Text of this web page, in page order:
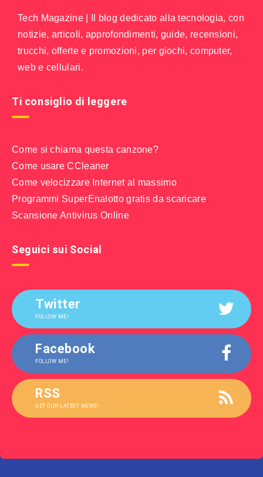
Tech Magazine | Il blog dedicato alla tecnologia, con
notizie, articoli, approfondimenti, guide, recensioni,
trucchi, offerte e promozioni, per giochi, computer,
web e cellulari.
Ti consiglio di leggere
Come si chiama questa canzone?
Come usare CCleaner
Come velocizzare Internet al massimo
Programmi SuperEnalotto gratis da scaricare
Scansione Antivirus Online
Seguici sui Social
Twitter
FOLLOW ME!
Facebook
FOLLOW ME!
RSS
GET OUR LATEST NEWS!